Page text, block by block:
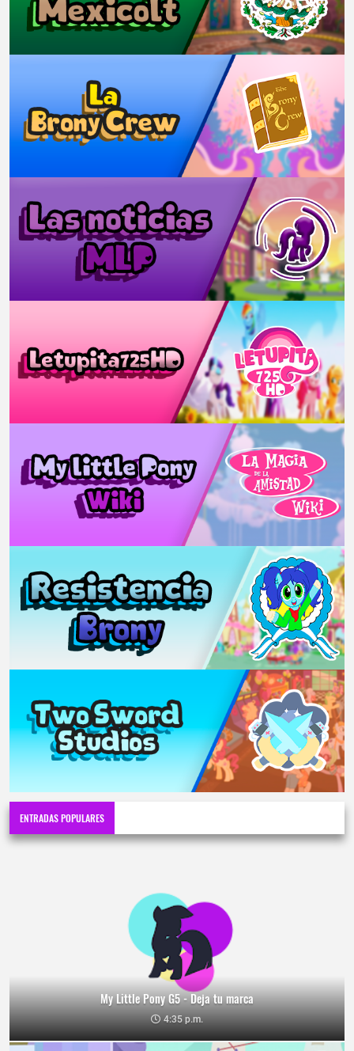
ENTRADAS POPULARES
My Little Pony G5 - Deja tu marca
4:35 p.m.